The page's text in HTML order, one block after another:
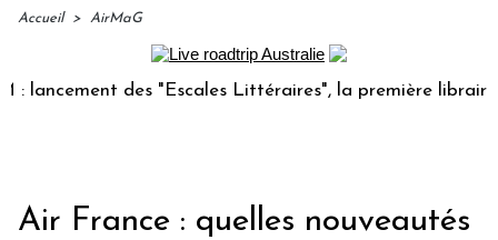
Accueil > AirMaG
des "Escales Littéraires", la première librairie du
Air France : quelles nouveautés